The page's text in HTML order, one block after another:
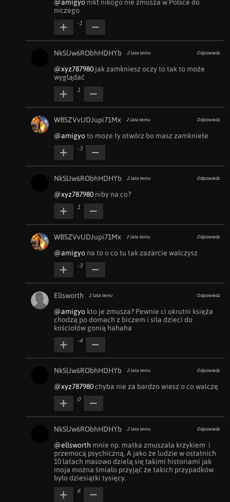
@amigyo nikt nikogo nie zmusza w Polsce do
niczego
-1
NkSlJw6RObhHDHYb 2 lata temu Odpowiedz
@xyz787980 jak zamkniesz oczy to tak to może
wyglądać
1
WBSZVvUDJupi71Mx 2 lata temu Odpowiedz
@amigyo to moze ty otwórz bo masz zamkniete
-3
NkSlJw6RObhHDHYb 2 lata temu Odpowiedz
@xyz787980 niby na co?
1
WBSZVvUDJupi71Mx 2 lata temu Odpowiedz
@amigyo na to o co tu tak zazarcie walczysz
-3
Ellsworth 2 lata temu Odpowiedz
@amigyo kto je zmusza? Pewnie ci okrutni księża
chodzą po domach z biczem i siła dzieci do
kościołów gonią hahaha
-4
NkSlJw6RObhHDHYb 2 lata temu Odpowiedz
@xyz787980 chyba nie za bardzo wiesz o co walczę
0
NkSlJw6RObhHDHYb 2 lata temu Odpowiedz
@ellsworth mnie np. matka zmuszała krzykiem  i
przemocą psychiczną. A jako że ludzie w ostatnich
10 latach masowo dzielą się takimi historiami jak
moja można śmiało przyjąć że takich przypadków
było dziesiątki tysięcy.
6